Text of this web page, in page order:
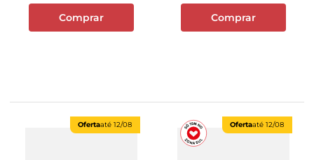
Comprar Comprar
Ofertaaté 12/08 Ofertaaté 12/08